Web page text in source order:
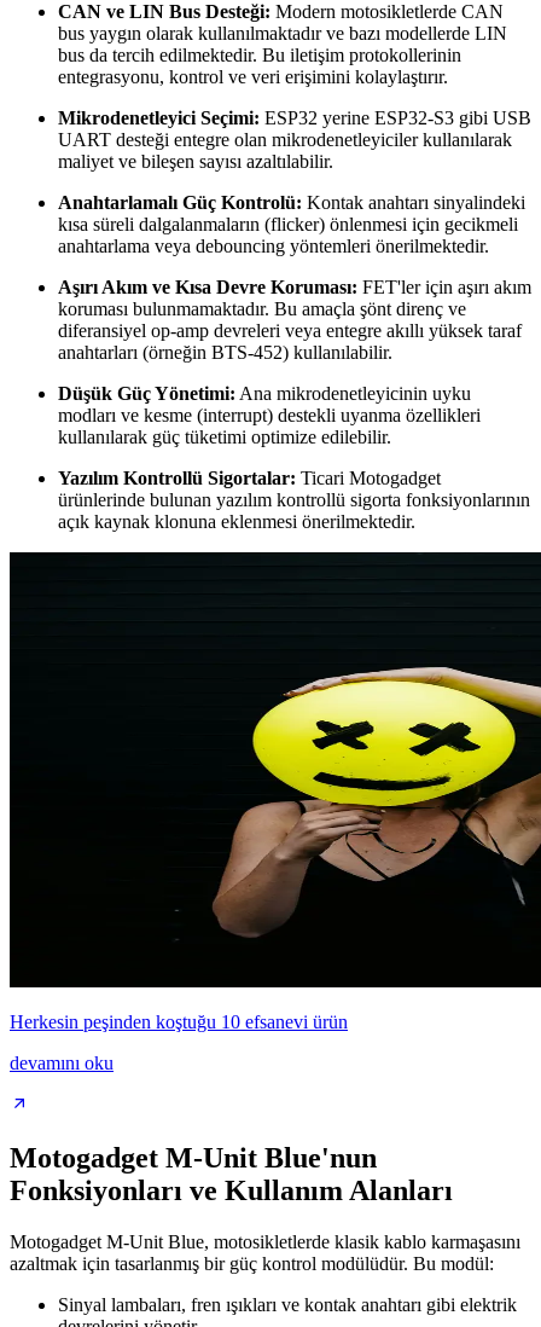
CAN ve LIN Bus Desteği: Modern motosikletlerde CAN
bus yaygın olarak kullanılmaktadır ve bazı modellerde LIN
bus da tercih edilmektedir. Bu iletişim protokollerinin
entegrasyonu, kontrol ve veri erişimini kolaylaştırır.
Mikrodenetleyici Seçimi: ESP32 yerine ESP32-S3 gibi USB
UART desteği entegre olan mikrodenetleyiciler kullanılarak
maliyet ve bileşen sayısı azaltılabilir.
Anahtarlamalı Güç Kontrolü: Kontak anahtarı sinyalindeki
kısa süreli dalgalanmaların (flicker) önlenmesi için gecikmeli
anahtarlama veya debouncing yöntemleri önerilmektedir.
Aşırı Akım ve Kısa Devre Koruması: FET'ler için aşırı akım
koruması bulunmamaktadır. Bu amaçla şönt direnç ve
diferansiyel op-amp devreleri veya entegre akıllı yüksek taraf
anahtarları (örneğin BTS-452) kullanılabilir.
Düşük Güç Yönetimi: Ana mikrodenetleyicinin uyku
modları ve kesme (interrupt) destekli uyanma özellikleri
kullanılarak güç tüketimi optimize edilebilir.
Yazılım Kontrollü Sigortalar: Ticari Motogadget
ürünlerinde bulunan yazılım kontrollü sigorta fonksiyonlarının
açık kaynak klonuna eklenmesi önerilmektedir.
Herkesin peşinden koştuğu 10 efsanevi ürün
devamını oku
Motogadget M-Unit Blue'nun
Fonksiyonları ve Kullanım Alanları
Motogadget M-Unit Blue, motosikletlerde klasik kablo karmaşasını
azaltmak için tasarlanmış bir güç kontrol modülüdür. Bu modül:
Sinyal lambaları, fren ışıkları ve kontak anahtarı gibi elektrik